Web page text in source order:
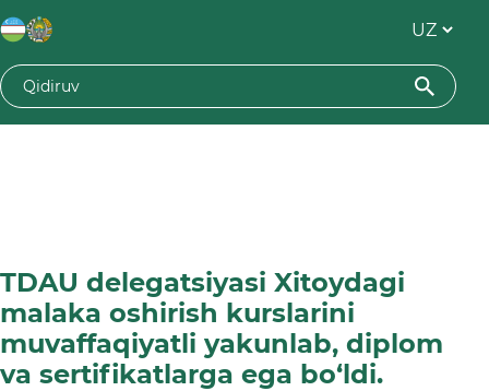
TDAU delegatsiyasi Xitoydagi
malaka oshirish kurslarini
muvaffaqiyatli yakunlab, diplom
va sertifikatlarga ega bo‘ldi.